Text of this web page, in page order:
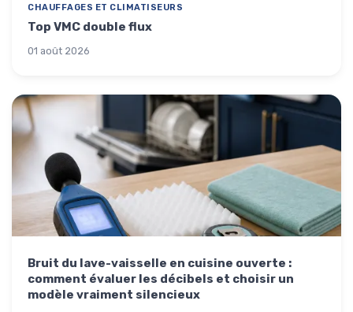
CHAUFFAGES ET CLIMATISEURS
Top VMC double flux
01 août 2026
Bruit du lave-vaisselle en cuisine ouverte :
comment évaluer les décibels et choisir un
modèle vraiment silencieux